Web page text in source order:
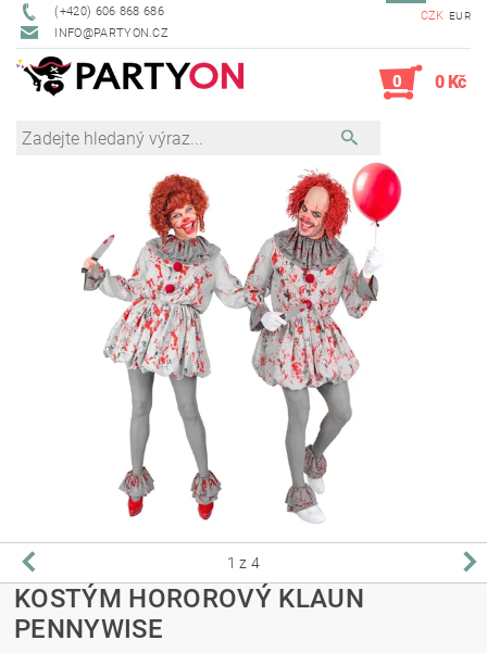
(+420) 606 868 686
INFO@PARTYON.CZ
CZK EUR
0 0 Kč
1 z 4
KOSTÝM HOROROVÝ KLAUN
PENNYWISE